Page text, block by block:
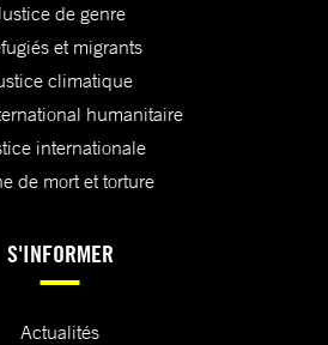
de genre
et migrants
climatique
humanitaire
internationale
de mort et torture
S'INFORMER
Actualités